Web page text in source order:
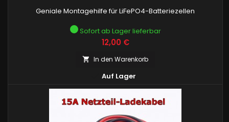
Geniale Montagehilfe für LiFePO4-Batteriezellen
Sofort ab Lager lieferbar
Preis
12,00 €
 In den Warenkorb
Auf Lager